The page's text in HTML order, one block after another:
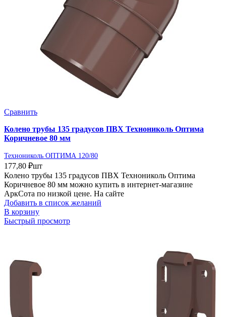
Сравнить
Колено трубы 135 градусов ПВХ Технониколь Оптима
Коричневое 80 мм
Технониколь ОПТИМА 120/80
177,80 ₽шт
Колено трубы 135 градусов ПВХ Технониколь Оптима
Коричневое 80 мм можно купить в интернет-магазине
АркСота по низкой цене. На сайте
Добавить в список желаний
В корзину
Быстрый просмотр